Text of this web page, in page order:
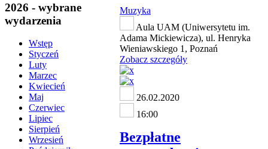
2026 - wybrane
wydarzenia
Wstęp
Styczeń
Luty
Marzec
Kwiecień
Maj
Czerwiec
Lipiec
Sierpień
Wrzesień
Muzyka
Aula UAM (Uniwersytetu im.
Adama Mickiewicza), ul. Henryka
Wieniawskiego 1, Poznań
Zobacz szczegóły
26.02.2020
16:00
Bezpłatne